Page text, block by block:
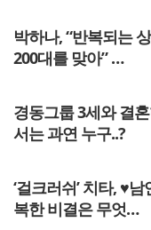
박하나, “반복되는
200대를 맞아” …
경동그룹 3세와 결
서는 과연 누구..?
‘걸크러쉬’ 치타, ♥
복한 비결은 무엇…